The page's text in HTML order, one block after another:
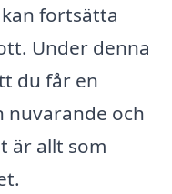
fortsätta
Under denna
du får en
nuvarande och
är allt som